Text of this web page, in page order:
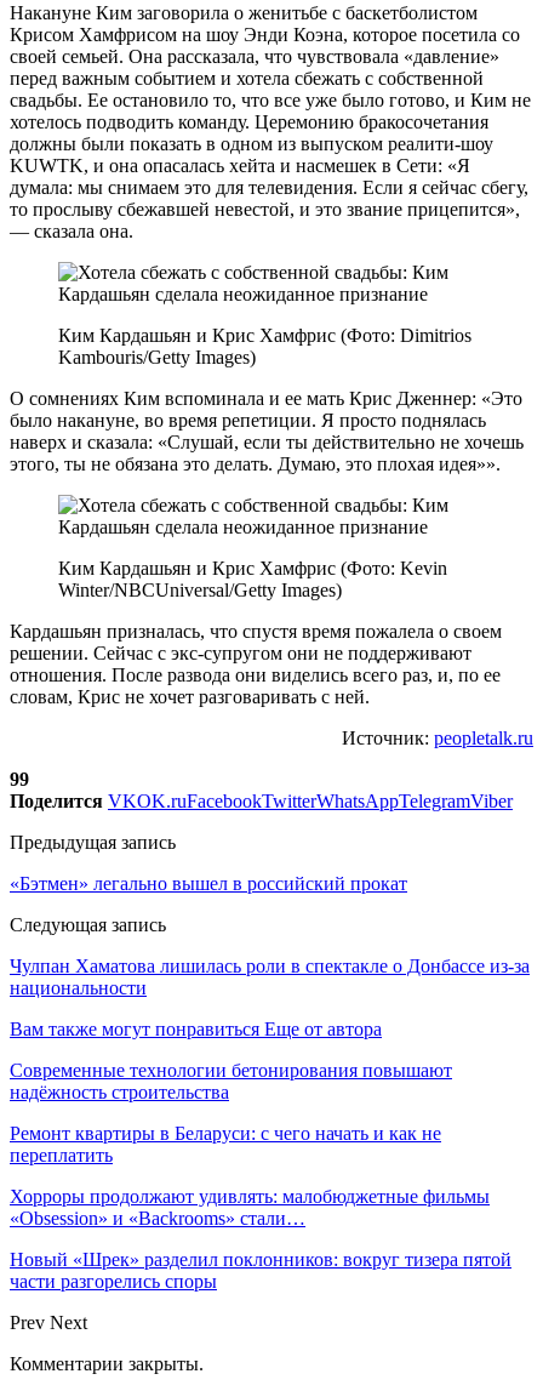
Накануне Ким заговорила о женитьбе с баскетболистом
Крисом Хамфрисом на шоу Энди Коэна, которое посетила со
своей семьей. Она рассказала, что чувствовала «давление»
перед важным событием и хотела сбежать с собственной
свадьбы. Ее остановило то, что все уже было готово, и Ким не
хотелось подводить команду. Церемонию бракосочетания
должны были показать в одном из выпуском реалити-шоу
KUWTK, и она опасалась хейта и насмешек в Сети: «Я
думала: мы снимаем это для телевидения. Если я сейчас сбегу,
то прослыву сбежавшей невестой, и это звание прицепится»,
— сказала она.
Ким Кардашьян и Крис Хамфрис (Фото: Dimitrios
Kambouris/Getty Images)
О сомнениях Ким вспоминала и ее мать Крис Дженнер: «Это
было накануне, во время репетиции. Я просто поднялась
наверх и сказала: «Слушай, если ты действительно не хочешь
этого, ты не обязана это делать. Думаю, это плохая идея»».
Ким Кардашьян и Крис Хамфрис (Фото: Kevin
Winter/NBCUniversal/Getty Images)
Кардашьян призналась, что спустя время пожалела о своем
решении. Сейчас с экс-супругом они не поддерживают
отношения. После развода они виделись всего раз, и, по ее
словам, Крис не хочет разговаривать с ней.
Источник: peopletalk.ru
99
Поделится VKOK.ruFacebookTwitterWhatsAppTelegramViber
Предыдущая запись
«Бэтмен» легально вышел в российский прокат
Следующая запись
Чулпан Хаматова лишилась роли в спектакле о Донбассе из-за
национальности
Вам также могут понравиться Еще от автора
Современные технологии бетонирования повышают
надёжность строительства
Ремонт квартиры в Беларуси: с чего начать и как не
переплатить
Хорроры продолжают удивлять: малобюджетные фильмы
«Obsession» и «Backrooms» стали…
Новый «Шрек» разделил поклонников: вокруг тизера пятой
части разгорелись споры
Prev Next
Комментарии закрыты.